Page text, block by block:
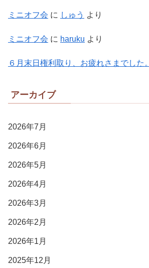
ミニオフ会 に しゅう より
ミニオフ会 に haruku より
６月末日権利取り、お疲れさまでした。
アーカイブ
2026年7月
2026年6月
2026年5月
2026年4月
2026年3月
2026年2月
2026年1月
2025年12月